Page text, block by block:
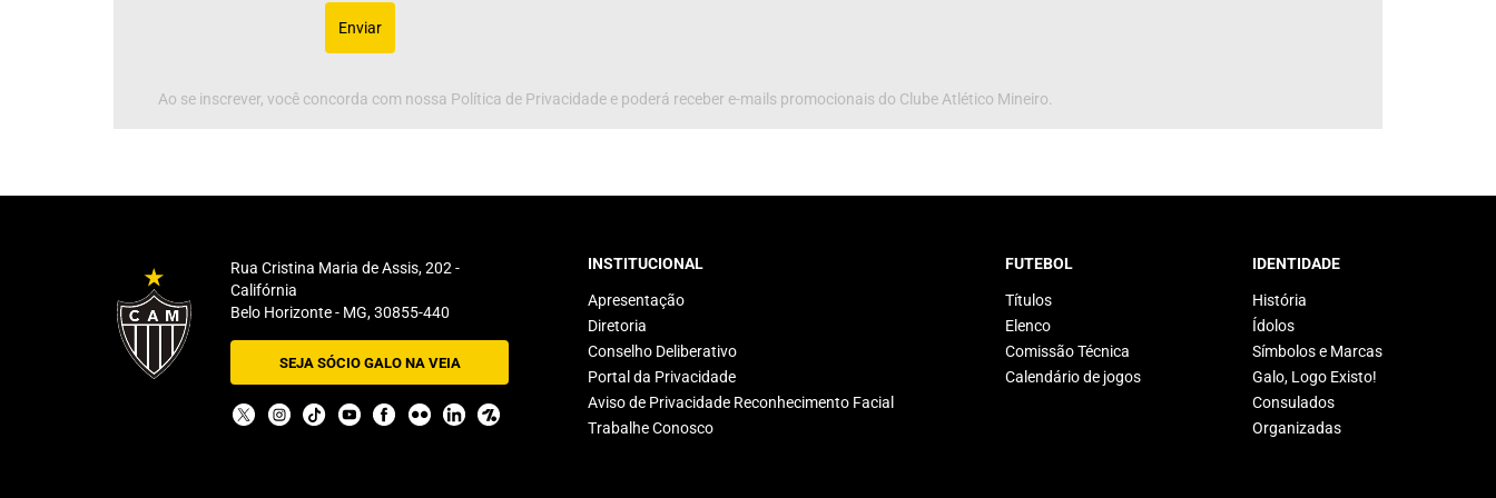
Enviar
Ao se inscrever, você concorda com nossa Política de Privacidade e poderá receber e-mails promocionais do Clube Atlético Mineiro.
Rua Cristina Maria de Assis, 202 -
Califórnia
Belo Horizonte - MG, 30855-440
SEJA SÓCIO GALO NA VEIA
INSTITUCIONAL
Apresentação
Diretoria
Conselho Deliberativo
Portal da Privacidade
Aviso de Privacidade Reconhecimento Facial
Trabalhe Conosco
FUTEBOL
Títulos
Elenco
Comissão Técnica
Calendário de jogos
IDENTIDADE
História
Ídolos
Símbolos e Marcas
Galo, Logo Existo!
Consulados
Organizadas